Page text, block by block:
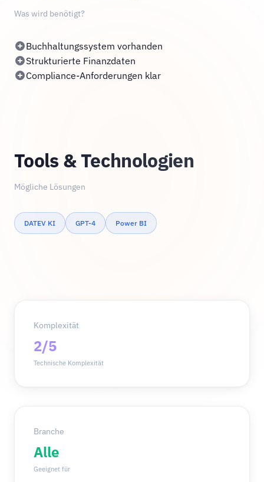
Was wird benötigt?
Buchhaltungssystem vorhanden
Strukturierte Finanzdaten
Compliance-Anforderungen klar
Tools & Technologien
Mögliche Lösungen
DATEV KI GPT-4 Power BI
Komplexität
2/5
Technische Komplexität
Branche
Alle
Geeignet für